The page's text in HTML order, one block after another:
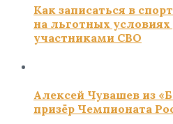
Как записаться в
на льготных
участниками СВО
Алексей Чувашев из
призёр Чемпионата